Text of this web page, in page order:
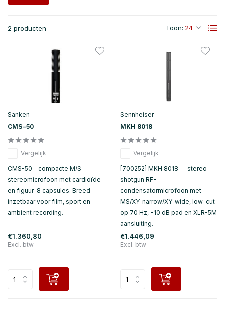
2 producten Toon:
Sanken
CMS-50
Vergelijk
CMS-50 – compacte M/S
stereomicrofoon met cardioïde
en figuur-8 capsules. Breed
inzetbaar voor film, sport en
ambient recording.
€1.360,80
Excl. btw
Sennheiser
MKH 8018
Vergelijk
[700252] MKH 8018 — stereo
shotgun RF-
condensatormicrofoon met
MS/XY-narrow/XY-wide, low-cut
op 70 Hz, −10 dB pad en XLR-5M
aansluiting.
€1.446,09
Excl. btw